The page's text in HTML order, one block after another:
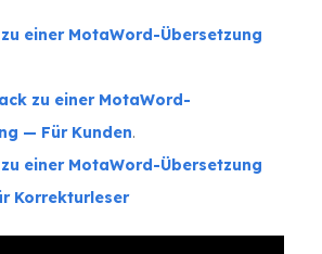
einer MotaWord-Übersetzung
zu einer MotaWord-
— Für Kunden.
einer MotaWord-Übersetzung
Korrekturleser